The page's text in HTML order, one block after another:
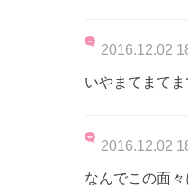
2016.12.02
いやまてまて
2016.12.02
なんでこの面